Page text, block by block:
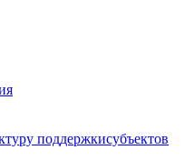
поддержкисубъектов